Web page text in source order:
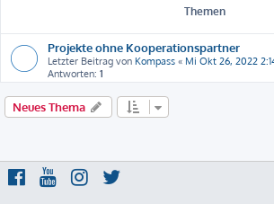
Themen
Projekte ohne Kooperationspartner
Letzter Beitrag von Kompass « Mi Okt 26, 2022
Antworten: 1
Neues Thema